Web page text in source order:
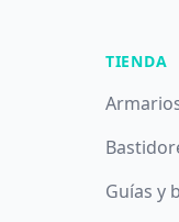
TIENDA
Guías y